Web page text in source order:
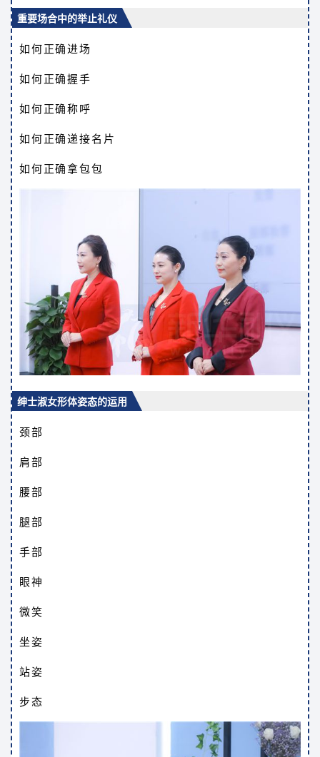
重要场合中的举止礼仪
如何正确进场
如何正确握手
如何正确称呼
如何正确递接名片
如何正确拿包包
绅士淑女形体姿态的运用
颈部
肩部
腰部
腿部
手部
眼神
微笑
坐姿
站姿
步态